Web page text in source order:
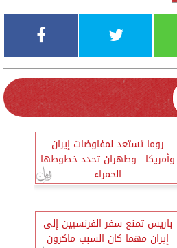
روما تستعد لمفاوضات إيران
وأمريكا.. وطهران تحدد خطوطها
الحمراء
باريس تمنع سفر الفرنسيين إلى
إيران مهما كان السبب ماكرون